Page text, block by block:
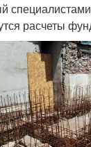
расчеты